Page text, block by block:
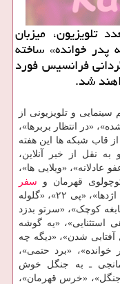
تلویزیون، میزبان
پدر خوانده» ساخته
فرانسیس فورد
شد.
سومین هفته تابستان ۴۰ فیلم سینمایی و تلویزیونی از
«در انتظار بربرها»،
هستند که از قاب شبکه ها این هفته
نقل از خبر آنلاین،
عادلانه»، «ویلایی ها»،
قهرمان و سفر
پرماجرا»، «شنود»، «انتهای قدرت»، «انتقام اژدها»، «پی ۲۲»، «گلوله
کوچک»، «سرتو بدزد
استثنایی»، «یه گوشه
آفتابی شدن»، «دیگه چه
«برد حتمی»،
ـ به جنگل خوش
ها»، «آوای جنگل»، «خرس قهرمان»،